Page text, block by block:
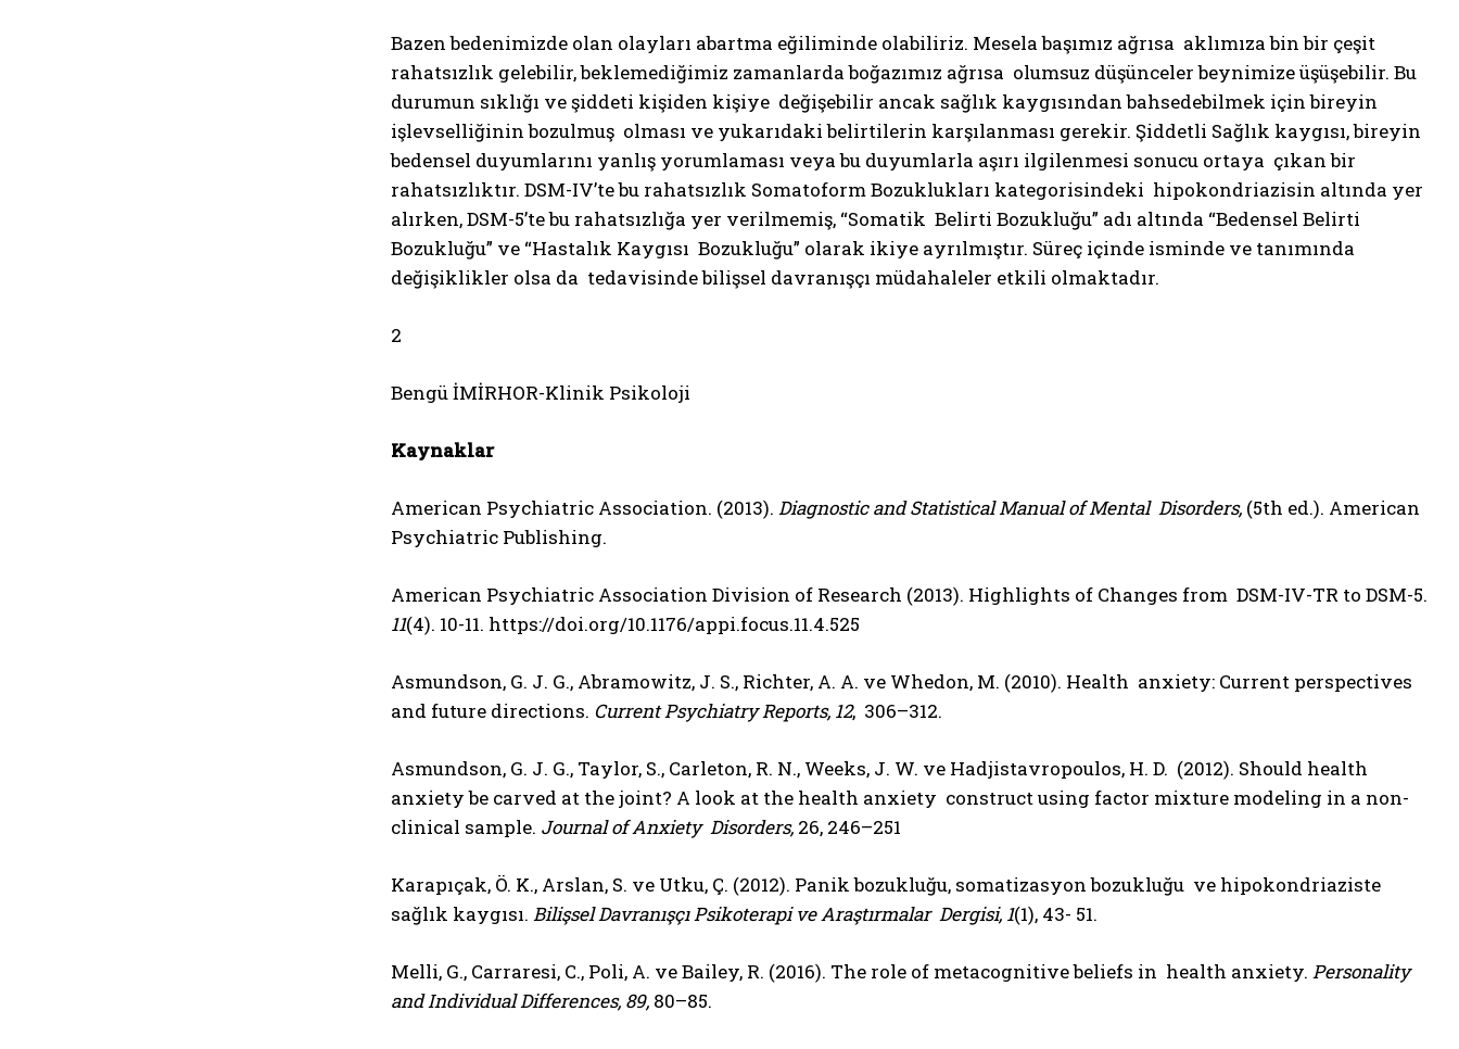
Bazen bedenimizde olan olayları abartma eğiliminde olabiliriz. Mesela başımız ağrısa aklımıza bin bir çeşit
rahatsızlık gelebilir, beklemediğimiz zamanlarda boğazımız ağrısa olumsuz düşünceler beynimize üşüşebilir. Bu
durumun sıklığı ve şiddeti kişiden kişiye değişebilir ancak sağlık kaygısından bahsedebilmek için bireyin
işlevselliğinin bozulmuş olması ve yukarıdaki belirtilerin karşılanması gerekir. Şiddetli Sağlık kaygısı, bireyin
bedensel duyumlarını yanlış yorumlaması veya bu duyumlarla aşırı ilgilenmesi sonucu ortaya çıkan bir
rahatsızlıktır. DSM-IV’te bu rahatsızlık Somatoform Bozuklukları kategorisindeki hipokondriazisin altında yer
alırken, DSM-5’te bu rahatsızlığa yer verilmemiş, “Somatik Belirti Bozukluğu” adı altında “Bedensel Belirti
Bozukluğu” ve “Hastalık Kaygısı Bozukluğu” olarak ikiye ayrılmıştır. Süreç içinde isminde ve tanımında
değişiklikler olsa da tedavisinde bilişsel davranışçı müdahaleler etkili olmaktadır.
2
Bengü İMİRHOR-Klinik Psikoloji
Kaynaklar
American Psychiatric Association. (2013). Diagnostic and Statistical Manual of Mental Disorders, (5th ed.). American
Psychiatric Publishing.
American Psychiatric Association Division of Research (2013). Highlights of Changes from DSM-IV-TR to DSM-5.
11(4). 10-11. https://doi.org/10.1176/appi.focus.11.4.525
Asmundson, G. J. G., Abramowitz, J. S., Richter, A. A. ve Whedon, M. (2010). Health anxiety: Current perspectives
and future directions. Current Psychiatry Reports, 12, 306–312.
Asmundson, G. J. G., Taylor, S., Carleton, R. N., Weeks, J. W. ve Hadjistavropoulos, H. D. (2012). Should health
anxiety be carved at the joint? A look at the health anxiety construct using factor mixture modeling in a non-
clinical sample. Journal of Anxiety Disorders, 26, 246–251
Karapıçak, Ö. K., Arslan, S. ve Utku, Ç. (2012). Panik bozukluğu, somatizasyon bozukluğu ve hipokondriaziste
sağlık kaygısı. Bilişsel Davranışçı Psikoterapi ve Araştırmalar Dergisi, 1(1), 43- 51.
Melli, G., Carraresi, C., Poli, A. ve Bailey, R. (2016). The role of metacognitive beliefs in health anxiety. Personality
and Individual Differences, 89, 80–85.